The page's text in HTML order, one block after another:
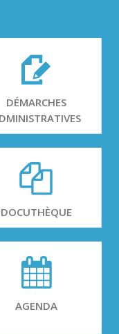
DÉMARCHES
DOCUTHÈQUE
AGENDA